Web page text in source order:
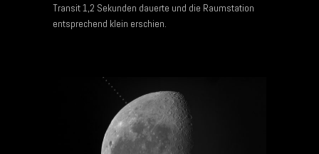
Transit 1,2 Sekunden dauerte und die Raumstation
entsprechend klein erschien.